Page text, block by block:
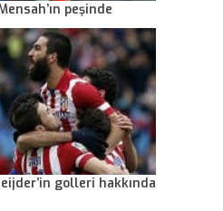
peşinde
golleri hakkında